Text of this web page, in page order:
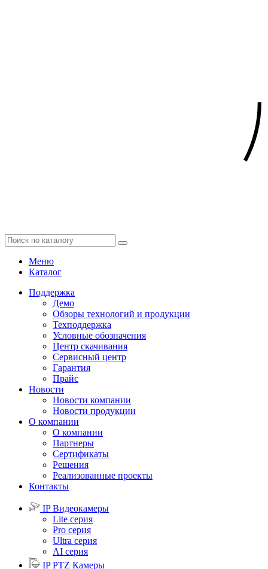
Меню
Каталог
Поддержка
Демо
Обзоры технологий и продукции
Техподдержка
Условные обозначения
Центр скачивания
Сервисный центр
Гарантия
Прайс
Новости
Новости компании
Новости продукции
О компании
О компании
Партнеры
Сертификаты
Решения
Реализованные проекты
Контакты
IP Видеокамеры
Lite серия
Pro серия
Ultra серия
AI серия
IP PTZ Камеры